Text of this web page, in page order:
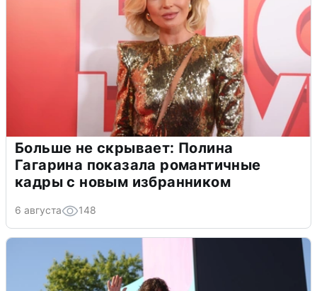
Больше не скрывает: Полина
Гагарина показала романтичные
кадры с новым избранником
6 августа 148